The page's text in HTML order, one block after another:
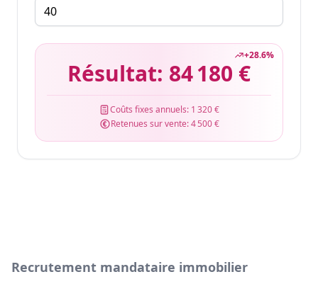
+28.6%
Résultat: 84 180 €
Coûts fixes annuels: 1 320 €
Retenues sur vente:4 500 €
Recrutement mandataire immobilier